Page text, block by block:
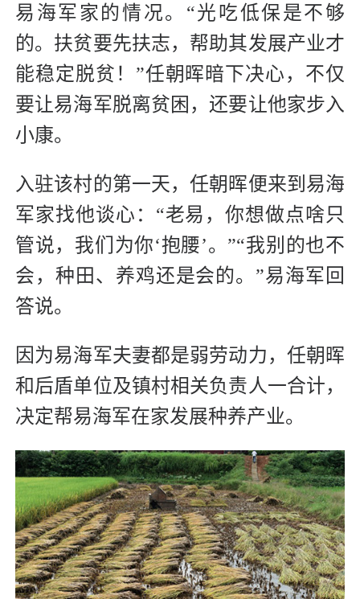
易海军家的情况。“光吃低保是不够
的。扶贫要先扶志，帮助其发展产业才
能稳定脱贫！”任朝晖暗下决心，不仅
要让易海军脱离贫困，还要让他家步入
小康。
入驻该村的第一天，任朝晖便来到易海
军家找他谈心：“老易，你想做点啥只
管说，我们为你‘抱腰’。”“我别的也不
会，种田、养鸡还是会的。”易海军回
答说。
因为易海军夫妻都是弱劳动力，任朝晖
和后盾单位及镇村相关负责人一合计，
决定帮易海军在家发展种养产业。